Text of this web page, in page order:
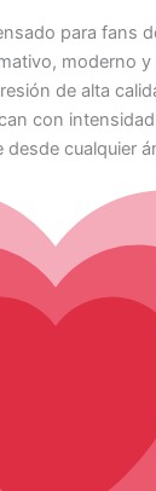
para fans
moderno
de alta
con
cualquier